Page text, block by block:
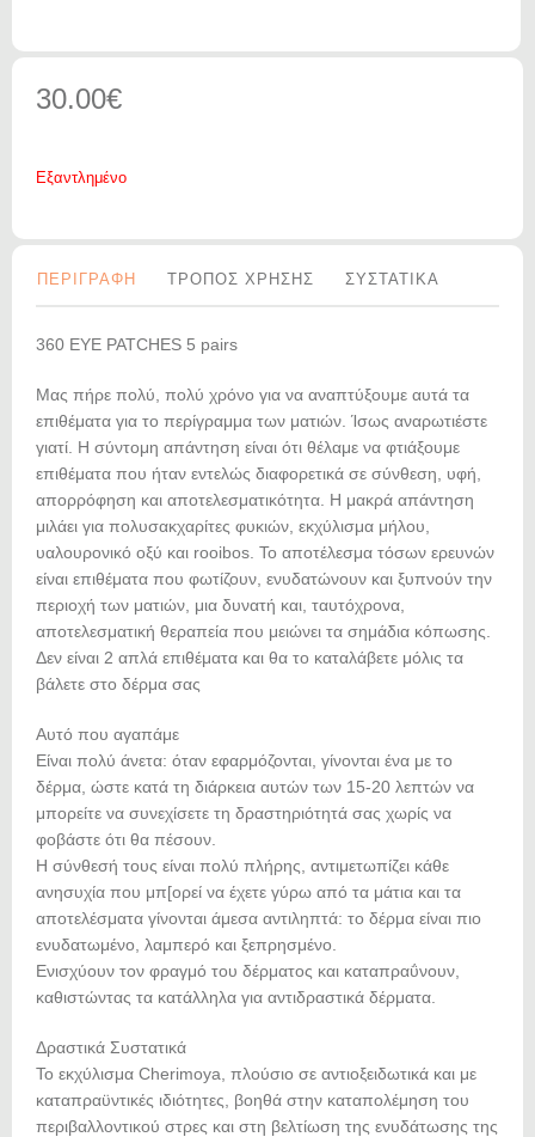
30.00€
Εξαντλημένο
ΠΕΡΙΓΡΑΦΗ ΤΡΟΠΟΣ ΧΡΗΣΗΣ ΣΥΣΤΑΤΙΚΑ
360 EYE PATCHES 5 pairs
Μας πήρε πολύ, πολύ χρόνο για να αναπτύξουμε αυτά τα
επιθέματα για το περίγραμμα των ματιών. Ίσως αναρωτιέστε
γιατί. Η σύντομη απάντηση είναι ότι θέλαμε να φτιάξουμε
επιθέματα που ήταν εντελώς διαφορετικά σε σύνθεση, υφή,
απορρόφηση και αποτελεσματικότητα. Η μακρά απάντηση
μιλάει για πολυσακχαρίτες φυκιών, εκχύλισμα μήλου,
υαλουρονικό οξύ και rooibos. Το αποτέλεσμα τόσων ερευνών
είναι επιθέματα που φωτίζουν, ενυδατώνουν και ξυπνούν την
περιοχή των ματιών, μια δυνατή και, ταυτόχρονα,
αποτελεσματική θεραπεία που μειώνει τα σημάδια κόπωσης.
Δεν είναι 2 απλά επιθέματα και θα το καταλάβετε μόλις τα
βάλετε στο δέρμα σας
Αυτό που αγαπάμε
Είναι πολύ άνετα: όταν εφαρμόζονται, γίνονται ένα με το
δέρμα, ώστε κατά τη διάρκεια αυτών των 15-20 λεπτών να
μπορείτε να συνεχίσετε τη δραστηριότητά σας χωρίς να
φοβάστε ότι θα πέσουν.
Η σύνθεσή τους είναι πολύ πλήρης, αντιμετωπίζει κάθε
ανησυχία που μπ[ορεί να έχετε γύρω από τα μάτια και τα
αποτελέσματα γίνονται άμεσα αντιληπτά: το δέρμα είναι πιο
ενυδατωμένο, λαμπερό και ξεπρησμένο.
Ενισχύουν τον φραγμό του δέρματος και καταπραΰνουν,
καθιστώντας τα κατάλληλα για αντιδραστικά δέρματα.
Δραστικά Συστατικά
Το εκχύλισμα Cherimoya, πλούσιο σε αντιοξειδωτικά και με
καταπραϋντικές ιδιότητες, βοηθά στην καταπολέμηση του
περιβαλλοντικού στρες και στη βελτίωση της ενυδάτωσης της